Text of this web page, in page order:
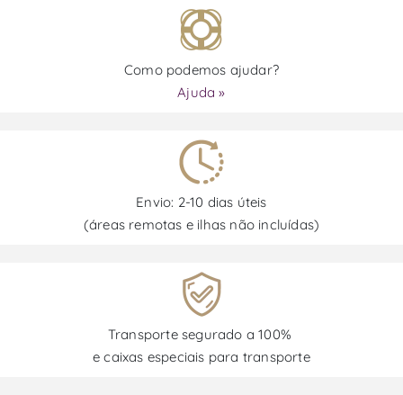
Como podemos ajudar?
Ajuda »
Envio: 2-10 dias úteis
(áreas remotas e ilhas não incluídas)
Transporte segurado a 100%
e caixas especiais para transporte